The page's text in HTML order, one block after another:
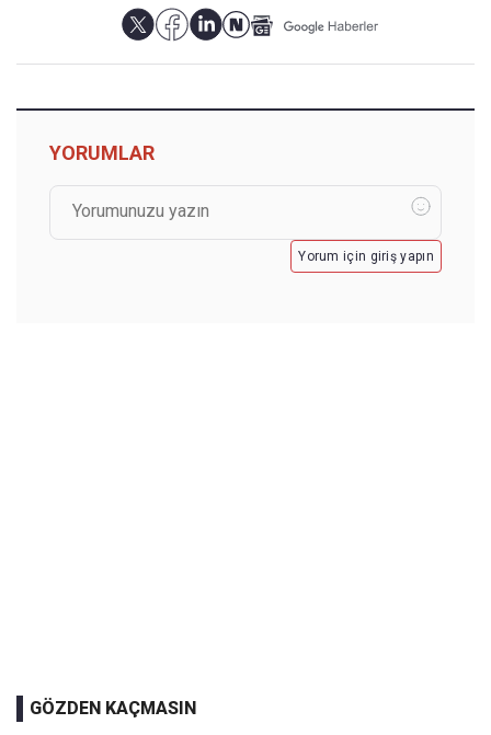
YORUMLAR
Yorum için giriş yapın
GÖZDEN KAÇMASIN